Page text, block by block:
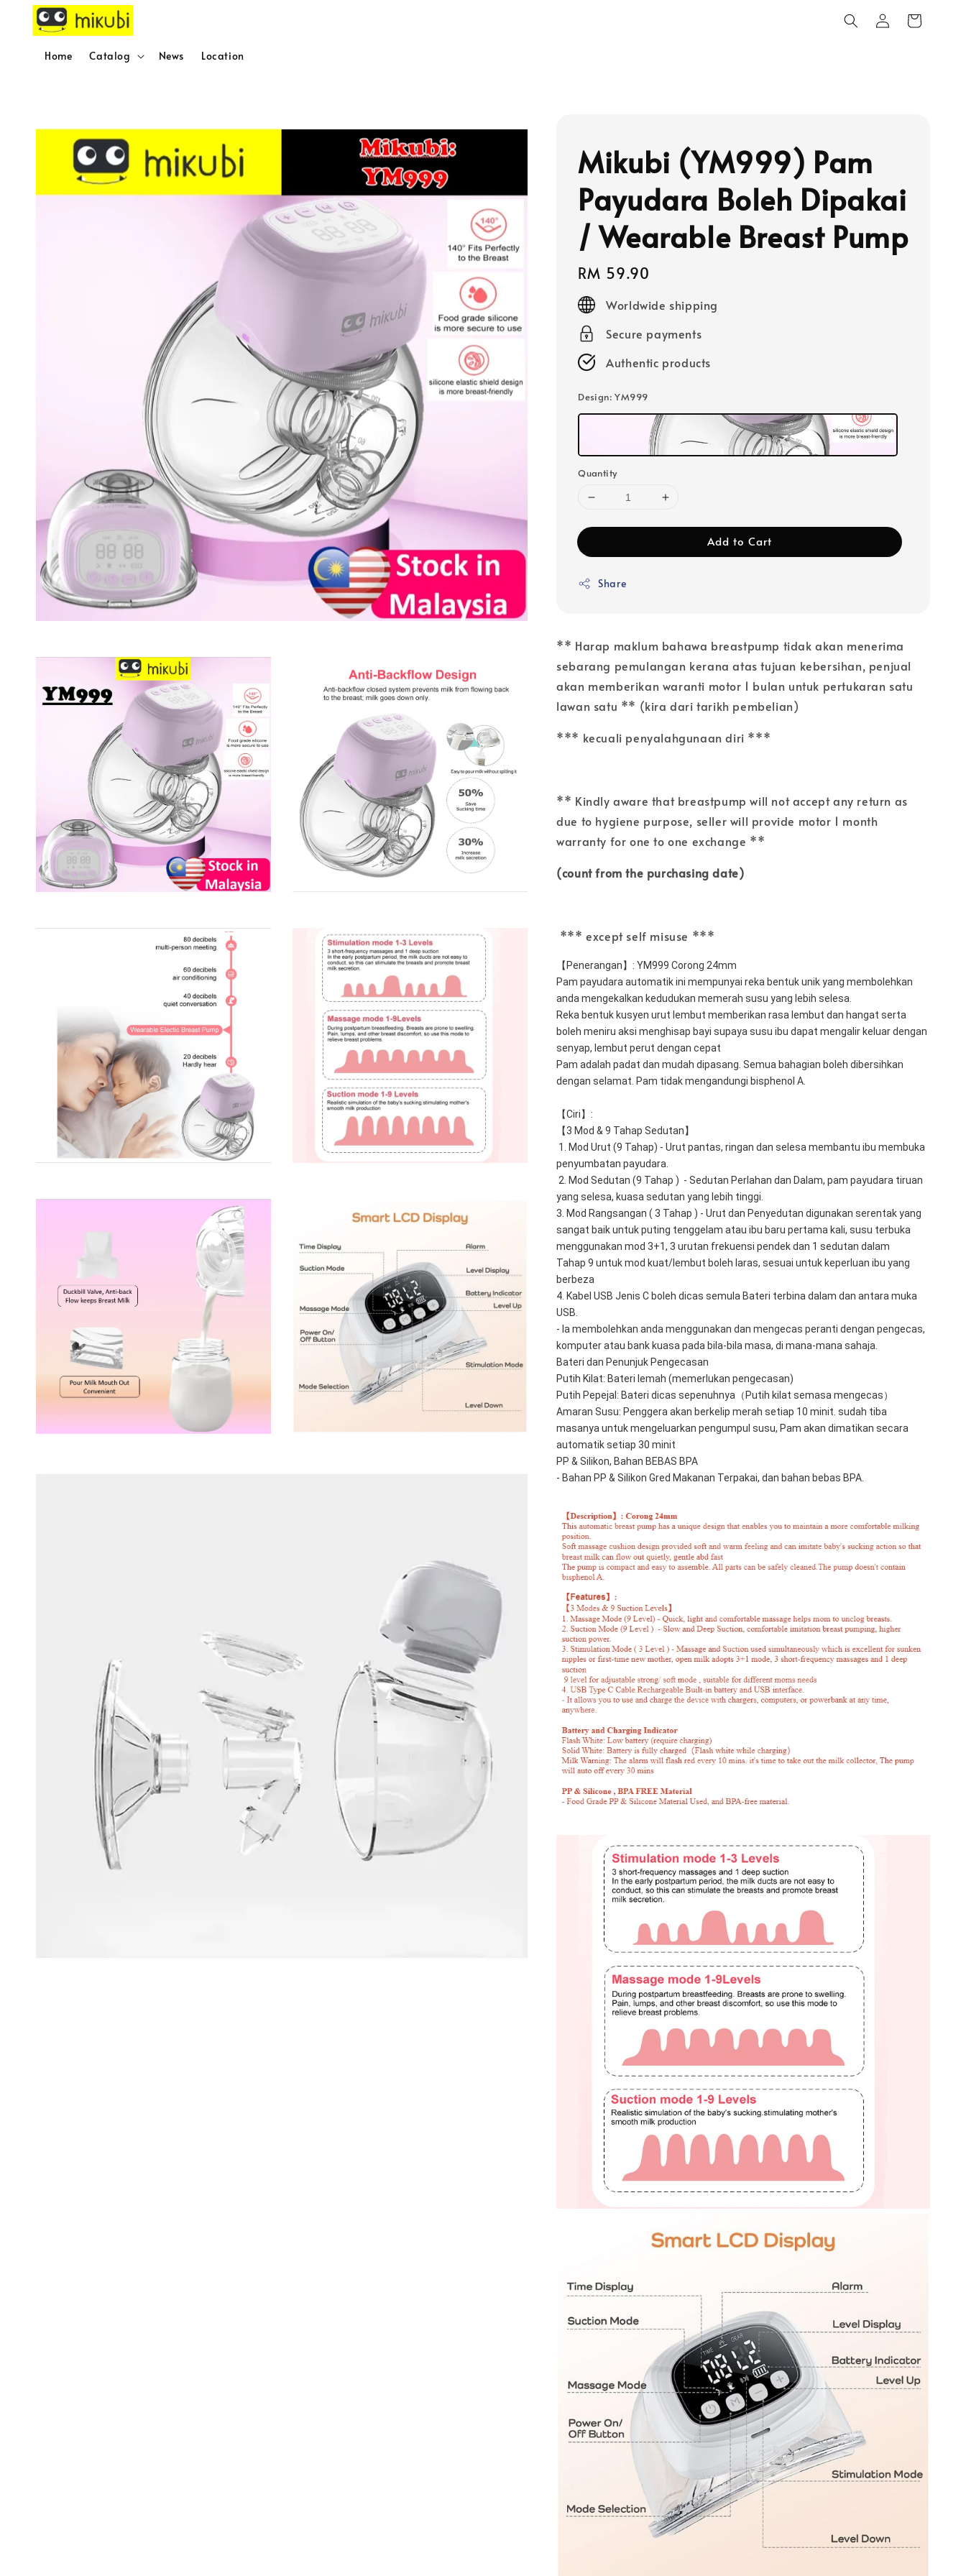
Home Catalog News Location
Mikubi (YM999) Pam
Payudara Boleh Dipakai
/ Wearable Breast Pump
Regular
price
RM 59.90
Worldwide shipping
Secure payments
Authentic products
Design: YM999
Quantity
Add to Cart
Share
** Harap maklum bahawa breastpump tidak akan menerima
sebarang pemulangan kerana atas tujuan kebersihan, penjual
akan memberikan waranti motor 1 bulan untuk pertukaran satu
lawan satu ** (kira dari tarikh pembelian)
*** kecuali penyalahgunaan diri ***
** Kindly aware that breastpump will not accept any return as
due to hygiene purpose, seller will provide motor 1 month
warranty for one to one exchange **
(count from the purchasing date)
*** except self misuse ***
【Penerangan】: YM999 Corong 24mm
Pam payudara automatik ini mempunyai reka bentuk unik yang membolehkan
anda mengekalkan kedudukan memerah susu yang lebih selesa.
Reka bentuk kusyen urut lembut memberikan rasa lembut dan hangat serta
boleh meniru aksi menghisap bayi supaya susu ibu dapat mengalir keluar dengan
senyap, lembut perut dengan cepat
Pam adalah padat dan mudah dipasang. Semua bahagian boleh dibersihkan
dengan selamat. Pam tidak mengandungi bisphenol A.
【Ciri】:
【3 Mod & 9 Tahap Sedutan】
1. Mod Urut (9 Tahap) - Urut pantas, ringan dan selesa membantu ibu membuka
penyumbatan payudara.
2. Mod Sedutan (9 Tahap )  - Sedutan Perlahan dan Dalam, pam payudara tiruan
yang selesa, kuasa sedutan yang lebih tinggi.
3. Mod Rangsangan ( 3 Tahap ) - Urut dan Penyedutan digunakan serentak yang
sangat baik untuk puting tenggelam atau ibu baru pertama kali, susu terbuka
menggunakan mod 3+1, 3 urutan frekuensi pendek dan 1 sedutan dalam
Tahap 9 untuk mod kuat/lembut boleh laras, sesuai untuk keperluan ibu yang
berbeza
4. Kabel USB Jenis C boleh dicas semula Bateri terbina dalam dan antara muka
USB.
- Ia membolehkan anda menggunakan dan mengecas peranti dengan pengecas,
komputer atau bank kuasa pada bila-bila masa, di mana-mana sahaja.
Bateri dan Penunjuk Pengecasan
Putih Kilat: Bateri lemah (memerlukan pengecasan)
Putih Pepejal: Bateri dicas sepenuhnya（Putih kilat semasa mengecas）
Amaran Susu: Penggera akan berkelip merah setiap 10 minit. sudah tiba
masanya untuk mengeluarkan pengumpul susu, Pam akan dimatikan secara
automatik setiap 30 minit
PP & Silikon, Bahan BEBAS BPA
- Bahan PP & Silikon Gred Makanan Terpakai, dan bahan bebas BPA.